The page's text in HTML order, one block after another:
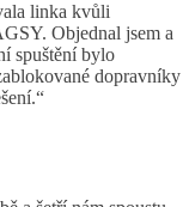
linka kvůli
Objednal jsem a
spuštění bylo
dopravníky